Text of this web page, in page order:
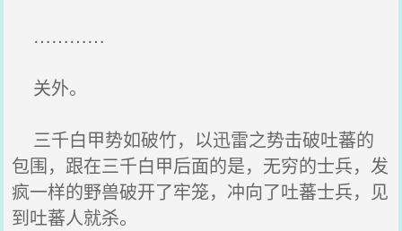
…………
关外。
三千白甲势如破竹，以迅雷之势击破吐蕃的
包围，跟在三千白甲后面的是，无穷的士兵，发
疯一样的野兽破开了牢笼，冲向了吐蕃士兵，见
到吐蕃人就杀。